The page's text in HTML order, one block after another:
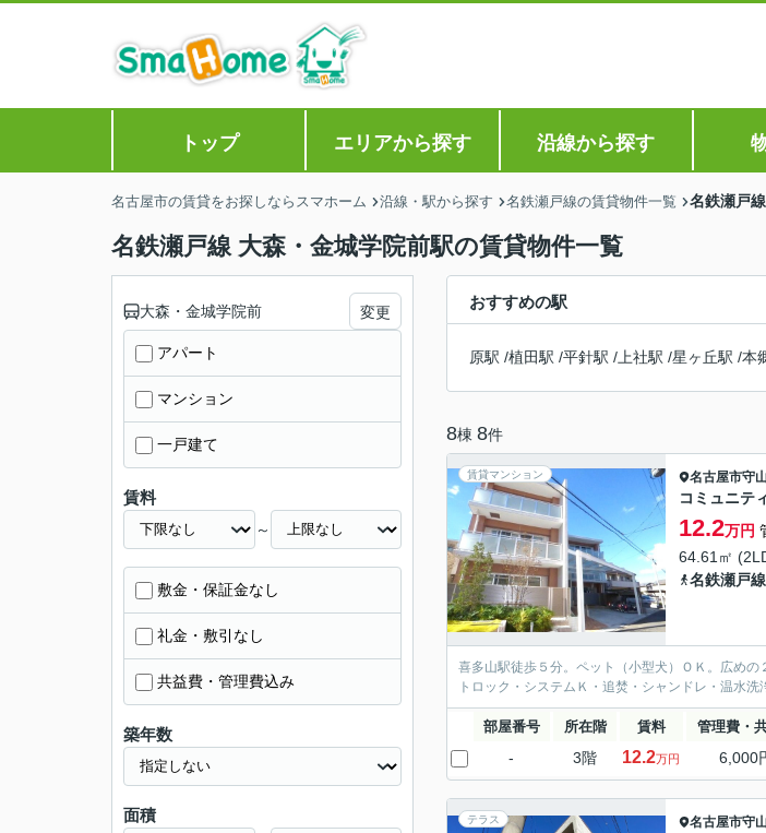
トップ エリアから探す 沿線から探す
名古屋市の賃貸をお探しならスマホーム 沿線・駅から探す 名鉄瀬戸線の賃貸物件一覧 名鉄瀬戸
名鉄瀬戸線 大森・金城学院前駅の賃貸物件一覧
おすすめの駅
原駅 /植田駅 /平針駅 / 上社駅 /星ヶ丘駅 /本
8棟 8件
賃貸マンション 名古屋市守
コミュニテ
12.2万円
64.61㎡
名鉄瀬戸線
喜多山駅徒歩５分。ペット（小型犬）ＯＫ。広め
トロック・システムＫ・追焚・シャンドレ・温水洗
部屋番号 所在階 賃料 管理費・
- 3階 12.2万円 6,000
テラス 名古屋市守
大森・金城学院前 変更
アパート
マンション
一戸建て
賃料
～
敷金・保証金なし
礼金・敷引なし
共益費・管理費込み
築年数
面積